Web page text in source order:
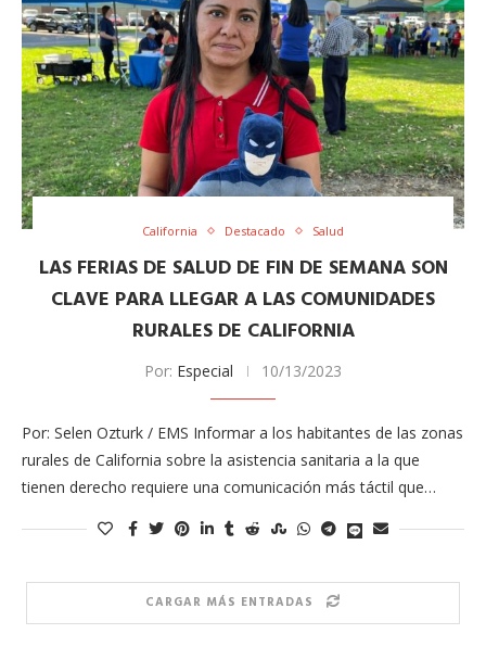
California Destacado Salud
LAS FERIAS DE SALUD DE FIN DE SEMANA SON
CLAVE PARA LLEGAR A LAS COMUNIDADES
RURALES DE CALIFORNIA
Por: Especial 10/13/2023
Por: Selen Ozturk / EMS Informar a los habitantes de las zonas
rurales de California sobre la asistencia sanitaria a la que
tienen derecho requiere una comunicación más táctil que…
CARGAR MÁS ENTRADAS